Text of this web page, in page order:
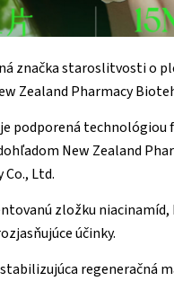
značka staroslitvosti o
Zealand Pharmacy
podporená technológiou
New Zealand
Ltd.
zložku niacinamíd,
účinky.
regeneračná